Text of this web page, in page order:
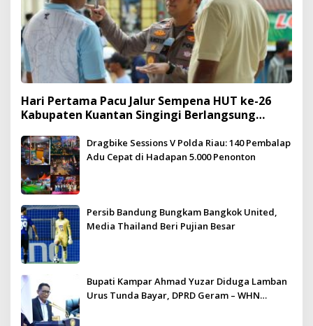
Hari Pertama Pacu Jalur Sempena HUT ke-26
Kabupaten Kuantan Singingi Berlangsung
Dragbike Sessions V Polda Riau: 140 Pembalap
Adu Cepat di Hadapan 5.000 Penonton
Persib Bandung Bungkam Bangkok United,
Media Thailand Beri Pujian Besar
Bupati Kampar Ahmad Yuzar Diduga Lamban
Urus Tunda Bayar, DPRD Geram – WHN